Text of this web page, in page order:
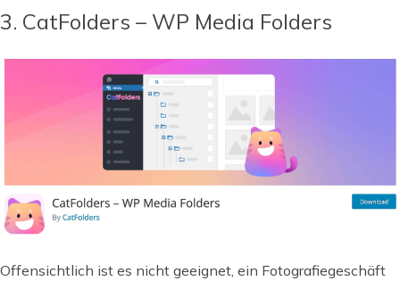
3. CatFolders – WP Media Folders
Offensichtlich ist es nicht geeignet, ein Fotografiegeschäft